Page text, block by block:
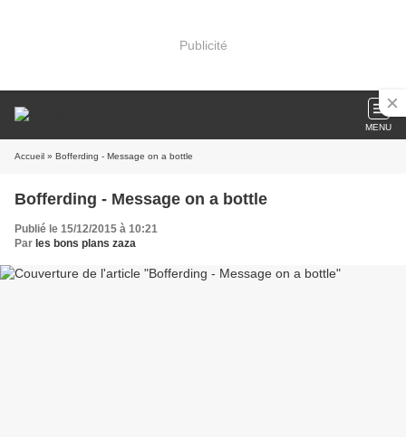
Publicité
MENU
Accueil » Bofferding - Message on a bottle
Bofferding - Message on a bottle
Publié le 15/12/2015 à 10:21
Par les bons plans zaza